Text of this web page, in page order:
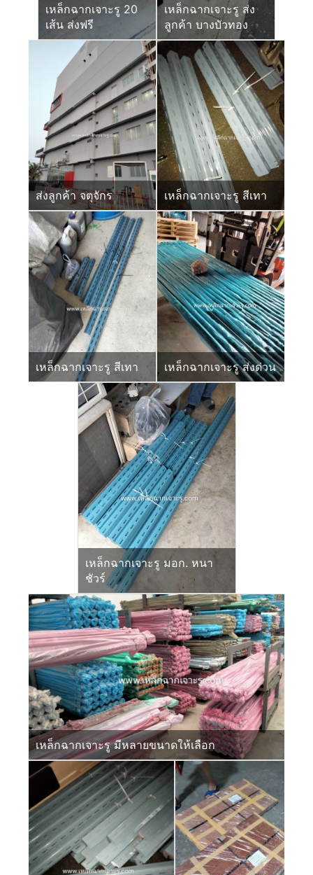
เหล็กฉากเจาะรู 20
เส้น ส่งฟรี
เหล็กฉากเจาะรู ส่ง
ลูกค้า บางบัวทอง
ส่งลูกค้า จตุจักร เหล็กฉากเจาะรู สีเทา
เหล็กฉากเจาะรู สีเทา เหล็กฉากเจาะรู ส่งด่วน
เหล็กฉากเจาะรู มอก. หนา
ชัวร์
เหล็กฉากเจาะรู มีหลายขนาดให้เลือก